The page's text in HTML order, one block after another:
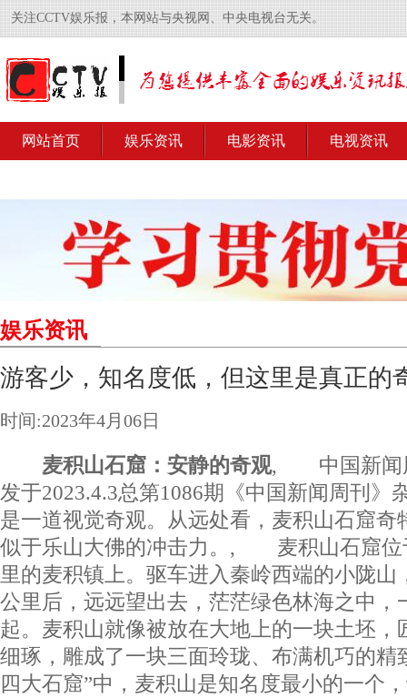
关注CCTV娱乐报，本网站与央视网、中央电视台无关。
网站首页 娱乐资讯 电影资讯 电视资讯
娱乐资讯
游客少，知名度低，但这里是真正的
时间:2023年4月06日
麦积山石窟：安静的奇观, 中国新闻
发于2023.4.3总第1086期《中国新闻周刊
是一道视觉奇观。从远处看，麦积山石窟奇
似于乐山大佛的冲击力。, 麦积山石窟位
里的麦积镇上。驱车进入秦岭西端的小陇山
公里后，远远望出去，茫茫绿色林海之中，
起。麦积山就像被放在大地上的一块土坯，
细琢，雕成了一块三面玲珑、布满机巧的
四大石窟”中，麦积山是知名度最小的一个